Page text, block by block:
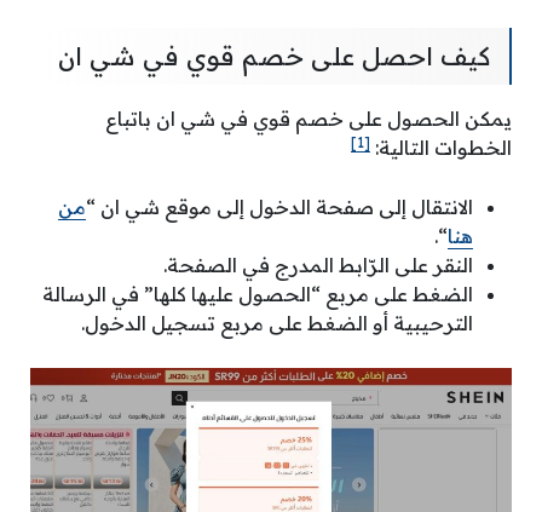
كيف احصل على خصم قوي في شي ان
يمكن الحصول على خصم قوي في شي ان باتباع
الخطوات التالية: [1]
الانتقال إلى صفحة الدخول إلى موقع شي ان “من
هنا“.
النقر على الرّابط المدرج في الصفحة.
الضغط على مربع “الحصول عليها كلها” في الرسالة
الترحيبية أو الضغط على مربع تسجيل الدخول.